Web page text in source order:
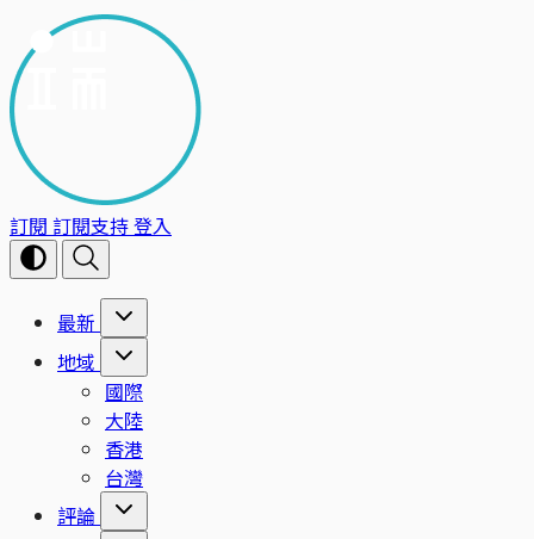
訂閱 訂閱支持登入
最新
地域
國際
大陸
香港
台灣
評論